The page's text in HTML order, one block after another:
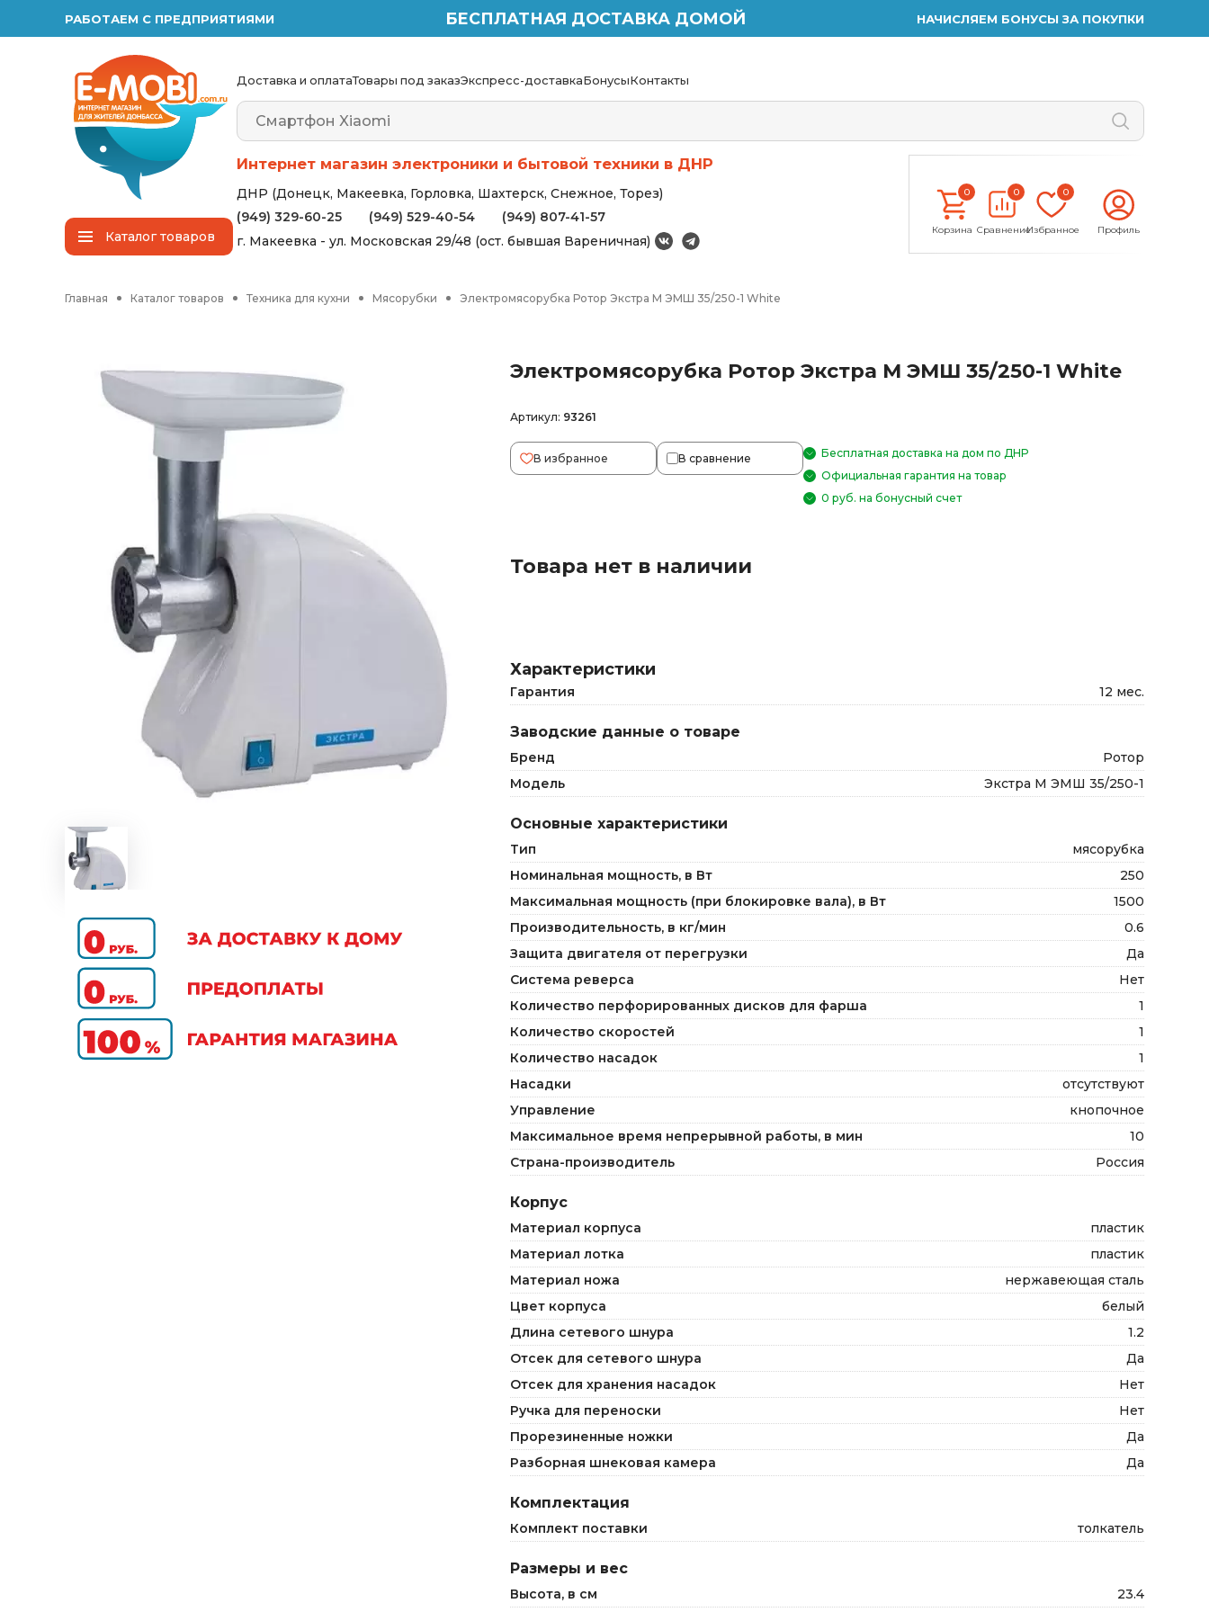
РАБОТАЕМ С ПРЕДПРИЯТИЯМИ БЕСПЛАТНАЯ ДОСТАВКА ДОМОЙ НАЧИСЛЯЕМ БОНУСЫ ЗА ПОКУПКИ
Каталогтоваров
Доставка и оплатаТовары под заказЭкспресс-доставкаБонусыКонтакты
Интернет магазин электроники и бытовой техники в ДНР
ДНР (Донецк, Макеевка, Горловка, Шахтерск, Снежное, Торез)
(949) 329-60-25
(949) 529-40-54
(949) 807-41-57
г. Макеевка - ул. Московская 29/48 (ост. бывшая Вареничная)
0
Корзина
0
Сравнение
0
Избранное Профиль
Главная Каталог товаров Техника для кухни Мясорубки Электромясорубка Ротор Экстра М ЭМШ 35/250-1 White
Электромясорубка Ротор Экстра М ЭМШ 35/250-1 White
Артикул: 93261
В избранное В сравнение
Бесплатная доставка на дом по ДНР
Официальная гарантия на товар
0 руб. на бонусный счет
Товара нет в наличии
Характеристики
Гарантия 12 мес.
Заводские данные о товаре
Бренд
Ротор
Модель
Экстра М ЭМШ 35/250-1
Основные характеристики
Тип
мясорубка
Номинальная мощность, в Вт
250
Максимальная мощность (при блокировке вала), в Вт
1500
Производительность, в кг/мин
0.6
Защита двигателя от перегрузки
Да
Система реверса
Нет
Количество перфорированных дисков для фарша
1
Количество скоростей
1
Количество насадок
1
Насадки
отсутствуют
Управление
кнопочное
Максимальное время непрерывной работы, в мин
10
Страна-производитель
Россия
Корпус
Материал корпуса
пластик
Материал лотка
пластик
Материал ножа
нержавеющая сталь
Цвет корпуса
белый
Длина сетевого шнура
1.2
Отсек для сетевого шнура
Да
Отсек для хранения насадок
Нет
Ручка для переноски
Нет
Прорезиненные ножки
Да
Разборная шнековая камера
Да
Комплектация
Комплект поставки толкатель
Размеры и вес
Высота, в см 23.4